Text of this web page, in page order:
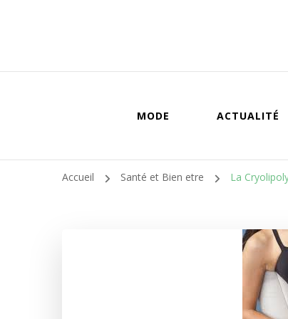
MODE ACTUALITÉ
Accueil Santé et Bien etre La